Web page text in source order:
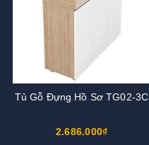
Tủ Gỗ Đựng Hồ Sơ TG02-3C
2.686.000₫